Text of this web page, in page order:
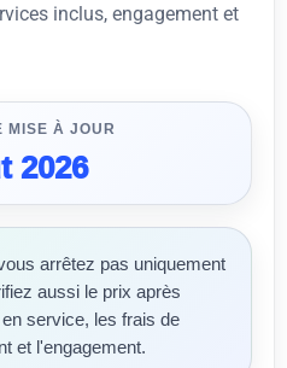
inclus, engagement et
MISE À JOUR
2026
arrêtez pas uniquement
aussi le prix après
service, les frais de
et l'engagement.